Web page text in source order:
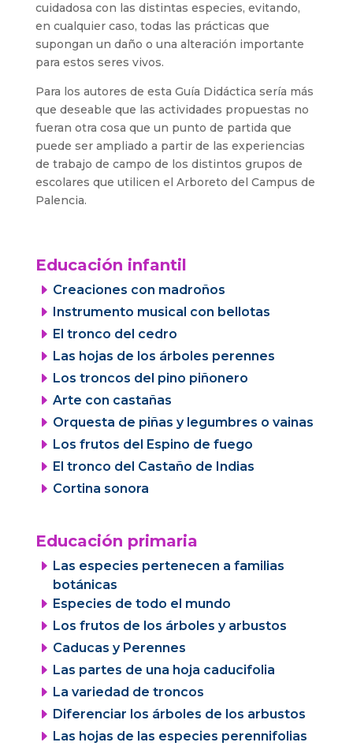
cuidadosa con las distintas especies, evitando,
en cualquier caso, todas las prácticas que
supongan un daño o una alteración importante
para estos seres vivos.
Para los autores de esta Guía Didáctica sería más
que deseable que las actividades propuestas no
fueran otra cosa que un punto de partida que
puede ser ampliado a partir de las experiencias
de trabajo de campo de los distintos grupos de
escolares que utilicen el Arboreto del Campus de
Palencia.
Educación infantil
E Creaciones con madroños
E Instrumento musical con bellotas
E El tronco del cedro
E Las hojas de los árboles perennes
E Los troncos del pino piñonero
E Arte con castañas
E Orquesta de piñas y legumbres o vainas
E Los frutos del Espino de fuego
E El tronco del Castaño de Indias
E Cortina sonora
Educación primaria
E Las especies pertenecen a familias
botánicas
E Especies de todo el mundo
E Los frutos de los árboles y arbustos
E Caducas y Perennes
E Las partes de una hoja caducifolia
E La variedad de troncos
E Diferenciar los árboles de los arbustos
E Las hojas de las especies perennifolias